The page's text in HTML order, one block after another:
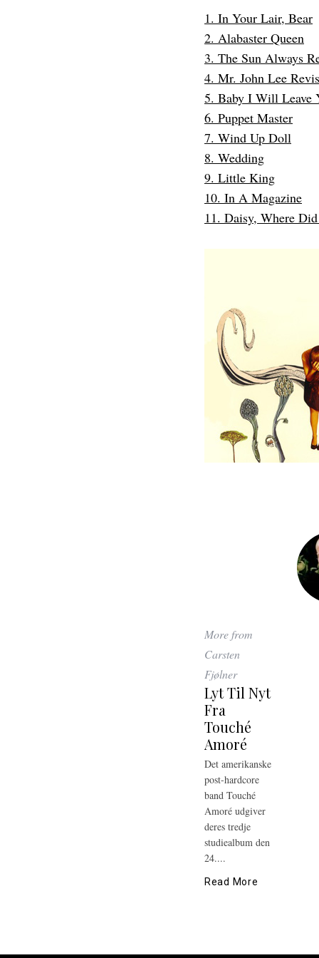
1. In Your Lair, Bear
2. Alabaster Queen
3. The Sun Always
4. Mr. John Lee
5. Baby I Will Leave
6. Puppet Master
7. Wind Up Doll
8. Wedding
9. Little King
10. In A Magazine
11. Daisy, Where
More from
Carsten
Fjølner
Lyt Til Nyt
Fra
Touché
Amoré
Det amerikanske
post-hardcore
band Touché
Amoré udgiver
deres tredje
studiealbum den
24....
Read More